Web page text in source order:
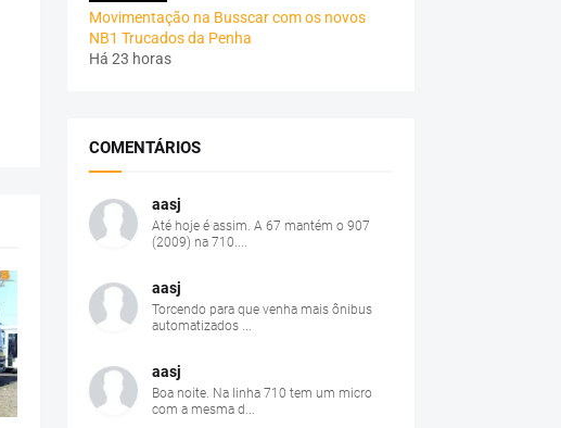
Movimentação na Busscar com os novos
NB1 Trucados da Penha
Há 23 horas
COMENTÁRIOS
aasj
Até hoje é assim. A 67 mantém o 907
(2009) na 710....
aasj
Torcendo para que venha mais ônibus
automatizados ...
aasj
Boa noite. Na linha 710 tem um micro
com a mesma d...